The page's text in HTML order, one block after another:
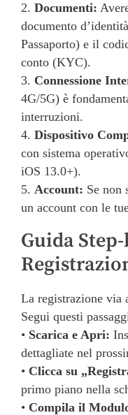
2. Documenti:
documento
Passaporto) e il
conto (KYC).
3. Connessione
4G/5G) è
interruzioni.
4. Dispositivo
con sistema
iOS 13.0+).
5. Account: Se non
un account con le
Guida
La registrazione via
Segui questi
• Scarica e Apri:
dettagliate nel
• Clicca su
primo piano nella
• Compila il